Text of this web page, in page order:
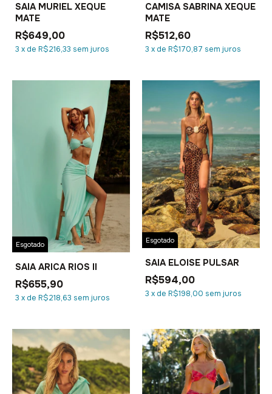
SAIA MURIEL XEQUE
MATE
R$649,00
3 xde R$216,33 sem juros
CAMISA SABRINA XEQUE
MATE
R$512,60
3 xde R$170,87 sem juros
Esgotado
SAIA ARICA RIOS II
R$655,90
3 xde R$218,63 sem juros
Esgotado
SAIA ELOISE PULSAR
R$594,00
3 xde R$198,00 sem juros